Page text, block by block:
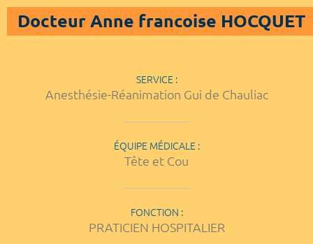
Docteur Anne francoise HOCQUET
SERVICE :
Anesthésie-Réanimation Gui de Chauliac
ÉQUIPE MÉDICALE :
Tête et Cou
FONCTION :
PRATICIEN HOSPITALIER